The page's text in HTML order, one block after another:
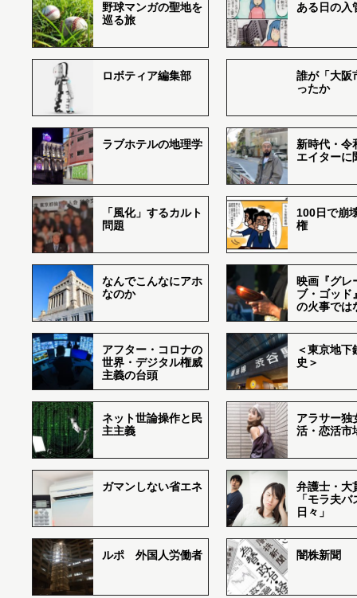
野球マンガの聖地を
巡る旅
ある日の入
ロボティア編集部
誰が「大阪
ったか
ラブホテルの地理学
新時代・令
エイターに
「風化」するカルト
問題
100日で崩
権
なんでこんなにアホ
なのか
映画『グレ
ブ・ゴッド
の火事では
アフター・コロナの
世界・デジタル権威
主義の台頭
＜東京地下
史＞
ネット世論操作と民
主主義
アラサー独
活・恋活市
ガマンしない省エネ
弁護士・大
「モラ夫
日々」
ルポ 外国人労働者 闇株新聞